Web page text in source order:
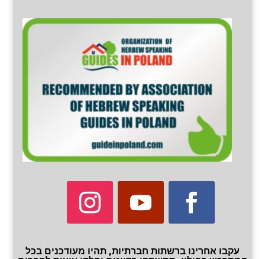
עקבו אחרינו ברשתות חברתיות, תהיו מעודכנים בכל